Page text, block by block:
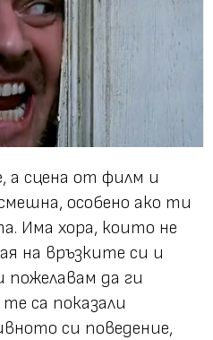
а сцена от филм и
особено ако ти
Има хора, които не
на връзките си и
пожелавам да ги
са показали
си поведение,